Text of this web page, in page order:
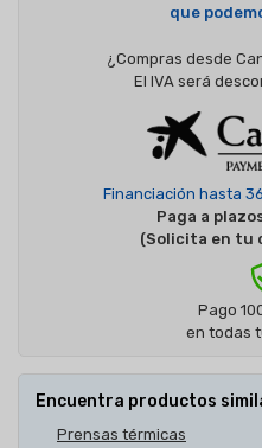
que
¿Compras desde
El IVA será
Financiación hasta
Paga a
(Solicita en tu
Pago
en todas
Encuentra productos
Prensas térmicas